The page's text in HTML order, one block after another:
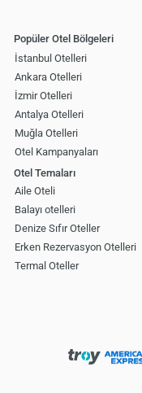
Popüler Otel Bölgeleri
İstanbul Otelleri
Ankara Otelleri
İzmir Otelleri
Antalya Otelleri
Muğla Otelleri
Otel Kampanyaları
Otel Temaları
Aile Oteli
Balayı otelleri
Denize Sıfır Oteller
Erken Rezervasyon Otelleri
Termal Oteller